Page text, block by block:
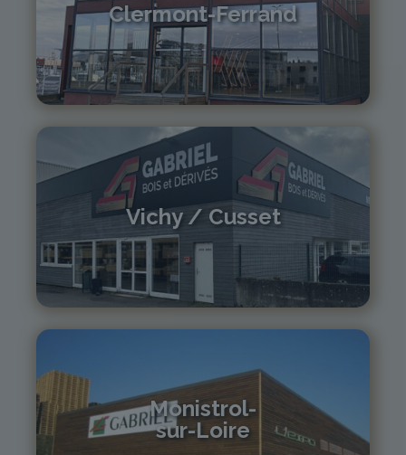
Clermont-Ferrand
04 73 42 18 38
lexpo@gabriel-sa.fr
Vichy / Cusset
04 70 97 56 39
cusset@gabriel-sa.fr
Monistrol-
sur-Loire